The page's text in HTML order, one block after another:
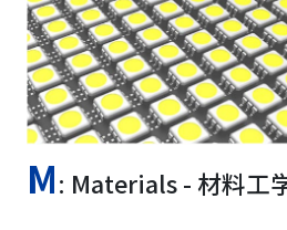
M: Materials - 材料工